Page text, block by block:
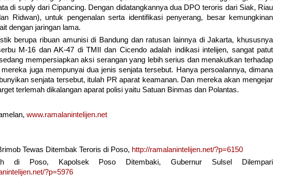
di suply dari Cipancing. Dengan didatangkannya dua DPO teroris dari Siak, Riau
Ridwan), untuk pengenalan serta identifikasi penyerang, besar kemungkinan
dengan jaringan lama.
berupa ribuan amunisi di Bandung dan ratusan lainnya di Jakarta, khususnya
M-16 dan AK-47 di TMII dan Cicendo adalah indikasi intelijen, sangat patut
mempersiapkan aksi serangan yang lebih serius dan menakutkan terhadap
juga mempunyai dua jenis senjata tersebut. Hanya persoalannya, dimana
senjata tersebut, itulah PR aparat keamanan. Dan mereka akan mengejar
terlemah dikalangan aparat polisi yaitu Satuan Binmas dan Polantas.
www.ramalanintelijen.net
Tewas Ditembak Teroris di Poso, http://ramalanintelijen.net/?p=6150
di Poso, Kapolsek Poso Ditembaki, Gubernur Sulsel Dilempari
?p=5976